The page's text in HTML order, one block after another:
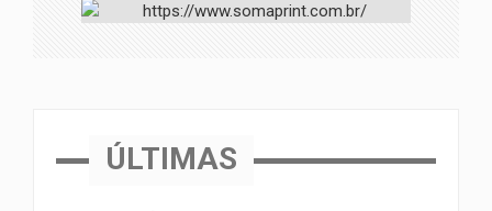
ÚLTIMAS